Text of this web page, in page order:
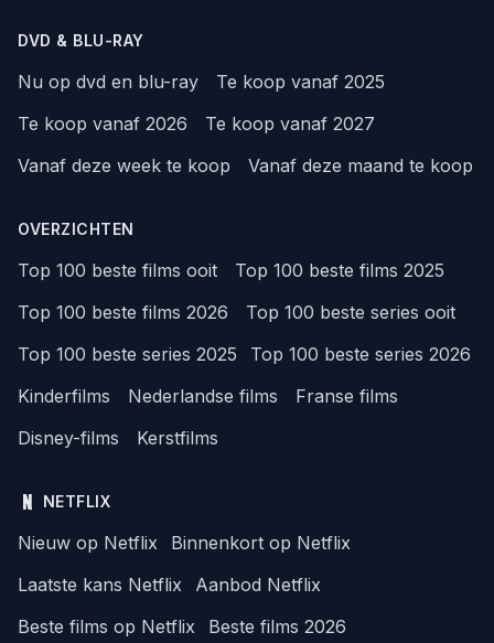
DVD & BLU-RAY
Nu op dvd en blu-ray
Te koop vanaf 2025
Te koop vanaf 2026
Te koop vanaf 2027
Vanaf deze week te koop
Vanaf deze maand te koop
OVERZICHTEN
Top 100 beste films ooit
Top 100 beste films 2025
Top 100 beste films 2026
Top 100 beste series ooit
Top 100 beste series 2025
Top 100 beste series 2026
Kinderfilms
Nederlandse films
Franse films
Disney-films
Kerstfilms
NETFLIX
Nieuw op Netflix
Binnenkort op Netflix
Laatste kans Netflix
Aanbod Netflix
Beste films op Netflix
Beste films 2026